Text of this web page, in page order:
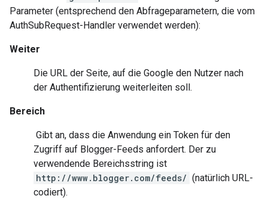
Parameter (entsprechend den Abfrageparametern, die vom
AuthSubRequest-Handler verwendet werden):
Weiter
Die URL der Seite, auf die Google den Nutzer nach
der Authentifizierung weiterleiten soll.
Bereich
Gibt an, dass die Anwendung ein Token für den
Zugriff auf Blogger-Feeds anfordert. Der zu
verwendende Bereichsstring ist
http://www.blogger.com/feeds/ (natürlich URL-
codiert).